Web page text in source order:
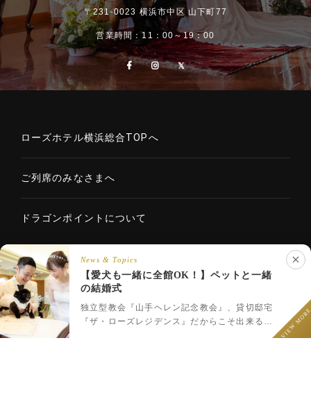
〒231-0023 横浜市中区 山下町77
営業時間：11：00～19：00
ローズホテル横浜総合TOPへ
ご列席のみなさまへ
ドラゴンポイントについて
Copyright © 2020 ROSE HOTELS INTERNATIONAL Co., Ltd. All
フェア予約 プラン一覧 LINEで相談
News & Topics
【愛犬も一緒に全館OK！】ペットと一緒
の結婚式
独立型教会『山手ヘレン記念教会』、貸切邸宅
『ザ・ローズレジデンス』だからこそ出来るペ
VIEW